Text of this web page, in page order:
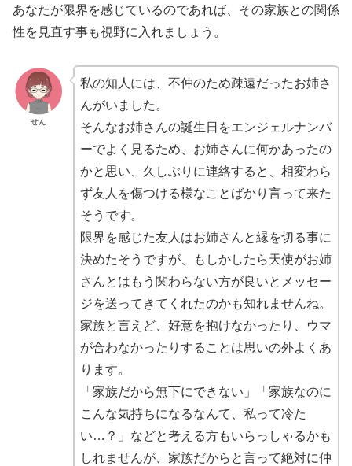
あなたが限界を感じているのであれば、その家族との関係
性を見直す事も視野に入れましょう。
せん
私の知人には、不仲のため疎遠だったお姉さ
んがいました。
そんなお姉さんの誕生日をエンジェルナンバ
ーでよく見るため、お姉さんに何かあったの
かと思い、久しぶりに連絡すると、相変わら
ず友人を傷つける様なことばかり言って来た
そうです。
限界を感じた友人はお姉さんと縁を切る事に
決めたそうですが、もしかしたら天使がお姉
さんとはもう関わらない方が良いとメッセー
ジを送ってきてくれたのかも知れませんね。
家族と言えど、好意を抱けなかったり、ウマ
が合わなかったりすることは思いの外よくあ
ります。
「家族だから無下にできない」「家族なのに
こんな気持ちになるなんて、私って冷た
い…？」などと考える方もいらっしゃるかも
しれませんが、家族だからと言って絶対に仲